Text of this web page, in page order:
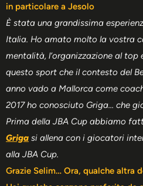
in particolare a Jesolo
È stata una grandissima
Italia. Ho amato molto la vostra
mentalità, l’organizzazione al top
questo sport che il contesto del
anno vado a Mallorca come
2017 ho conosciuto Griga… che
Prima della JBA Cup abbiamo
Griga si allena con i giocatori
alla JBA Cup.
Grazie Selim… Ora, qualche altra